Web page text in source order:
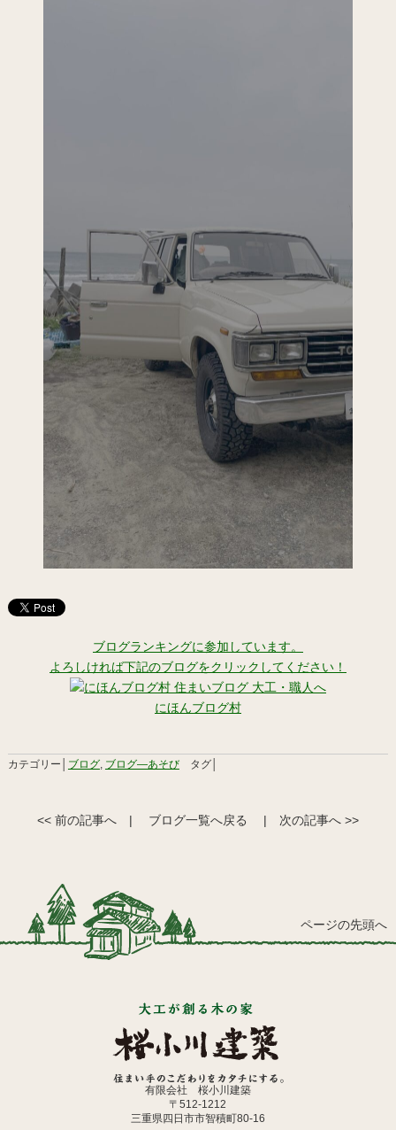
ブログランキングに参加しています。
よろしければ下記のブログをクリックしてください！
にほんブログ村
カテゴリー│ ブログ, ブログ―あそびタグ│
<< 前の記事へ | ブログ一覧へ戻る | 次の記事へ >>
ページの先頭へ
有限会社 桜小川建築
〒512-1212
三重県四日市市智積町80-16